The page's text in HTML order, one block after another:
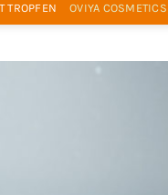
TROPFEN OVIYA